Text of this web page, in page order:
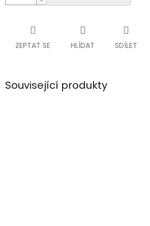
ZEPTAT SE HLÍDAT SDÍLET
Související produkty